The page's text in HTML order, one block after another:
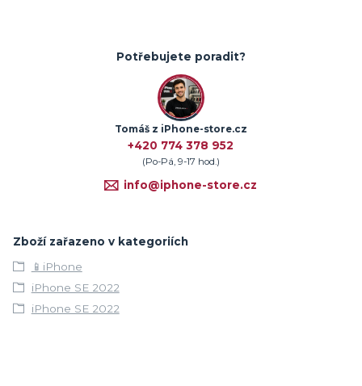
Potřebujete poradit?
Tomáš z iPhone-store.cz
+420 774 378 952
(Po-Pá, 9-17 hod.)
info@iphone-store.cz
Zboží zařazeno v kategoriích
📱iPhone
iPhone SE 2022
iPhone SE 2022